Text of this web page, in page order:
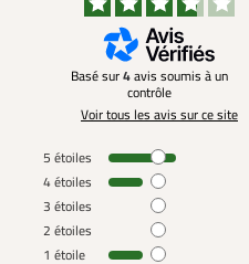
Basé sur4avis soumis à un
contrôle
Voir tous les avis sur ce site
5 étoiles
4étoiles
3 étoiles
2 étoiles
1 étoile